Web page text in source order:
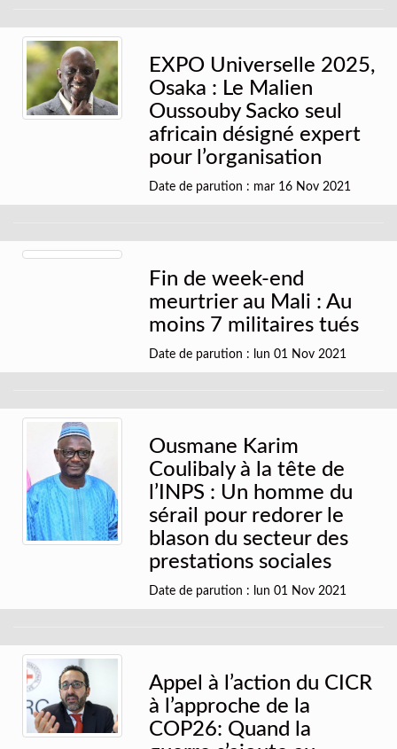
EXPO Universelle 2025,
Osaka : Le Malien
Oussouby Sacko seul
africain désigné expert
pour l’organisation
Date de parution : mar 16 Nov 2021
Fin de week-end
meurtrier au Mali : Au
moins 7 militaires tués
Date de parution : lun 01 Nov 2021
Ousmane Karim
Coulibaly à la tête de
l’INPS : Un homme du
sérail pour redorer le
blason du secteur des
prestations sociales
Date de parution : lun 01 Nov 2021
Appel à l’action du CICR
à l’approche de la
COP26: Quand la